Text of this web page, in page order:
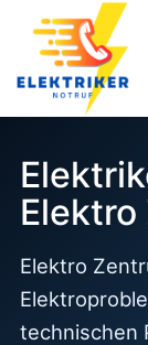
Elektro
Elektro
technischen